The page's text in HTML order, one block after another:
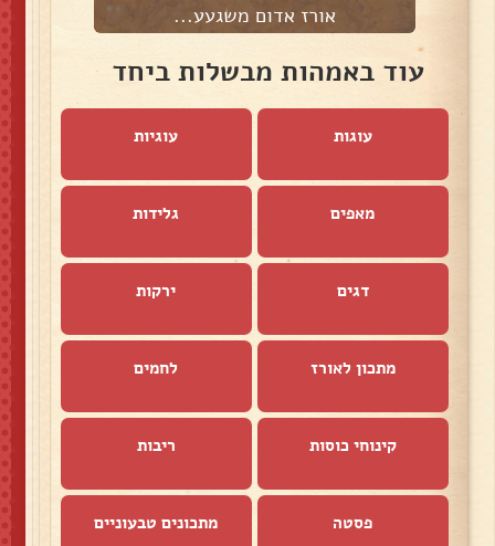
אורז אדום משגעע...
עוד באמהות מבשלות ביחד
עוגות עוגיות
מאפים גלידות
דגים ירקות
מתכון לאורז לחמים
קינוחי כוסות ריבות
פסטה מתכונים טבעוניים